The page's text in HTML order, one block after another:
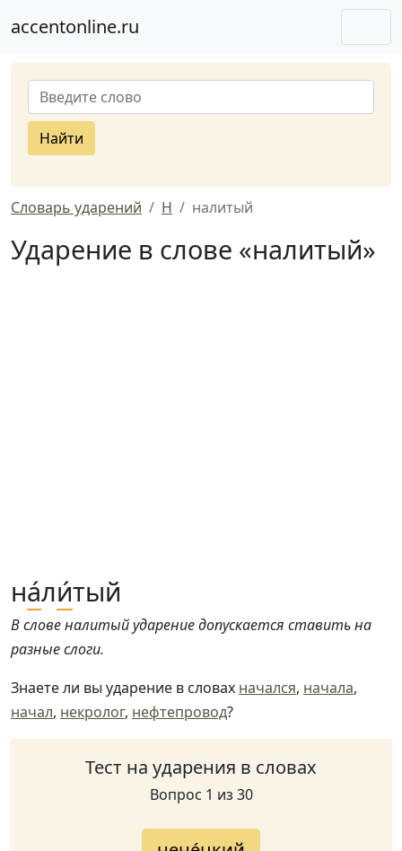
accentonline.ru
Найти
Словарь ударений Н налитый
Ударение в слове «налитый»
на́ли́тый
В слове налитый ударение допускается ставить на
разные слоги.
Знаете ли вы ударение в словах начался, начала,
начал, некролог, нефтепровод?
Тест на ударения в словах
Вопрос 1 из 30